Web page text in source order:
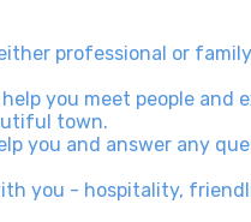
professional or
you meet people
town.
you and answer any
you - hospitality,